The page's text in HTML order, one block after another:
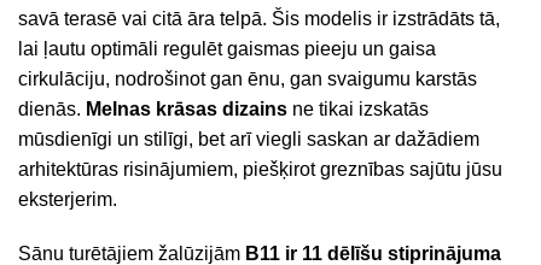
savā terasē vai citā āra telpā. Šis modelis ir izstrādāts tā,
lai ļautu optimāli regulēt gaismas pieeju un gaisa
cirkulāciju, nodrošinot gan ēnu, gan svaigumu karstās
dienās. Melnas krāsas dizains ne tikai izskatās
mūsdienīgi un stilīgi, bet arī viegli saskan ar dažādiem
arhitektūras risinājumiem, piešķirot greznības sajūtu jūsu
eksterjerim.
Sānu turētājiem žalūzijām B11 ir 11 dēlīšu stiprinājuma